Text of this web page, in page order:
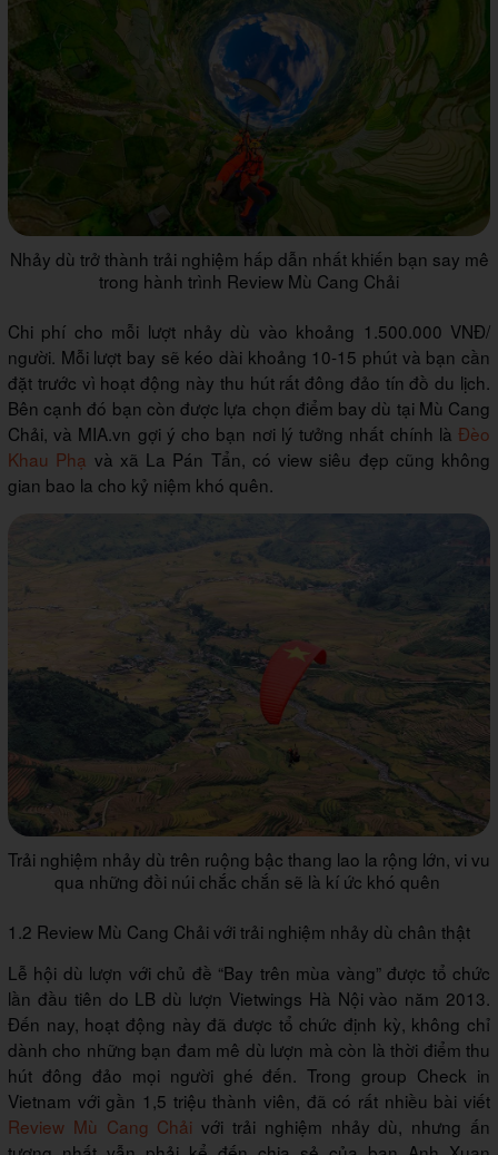
Nhảy dù trở thành trải nghiệm hấp dẫn nhất khiến bạn say mê
trong hành trình Review Mù Cang Chải
Chi phí cho mỗi lượt nhảy dù vào khoảng 1.500.000 VNĐ/
người. Mỗi lượt bay sẽ kéo dài khoảng 10-15 phút và bạn cần
đặt trước vì hoạt động này thu hút rất đông đảo tín đồ du lịch.
Bên cạnh đó bạn còn được lựa chọn điểm bay dù tại Mù Cang
Chải, và MIA.vn gợi ý cho bạn nơi lý tưởng nhất chính là Đèo
Khau Phạ và xã La Pán Tẩn, có view siêu đẹp cũng không
gian bao la cho kỷ niệm khó quên.
Trải nghiệm nhảy dù trên ruộng bậc thang lao la rộng lớn, vi vu
qua những đồi núi chắc chắn sẽ là kí ức khó quên
1.2 Review Mù Cang Chải với trải nghiệm nhảy dù chân thật
Lễ hội dù lượn với chủ đề “Bay trên mùa vàng” được tổ chức
lần đầu tiên do LB dù lượn Vietwings Hà Nội vào năm 2013.
Đến nay, hoạt động này đã được tổ chức định kỳ, không chỉ
dành cho những bạn đam mê dù lượn mà còn là thời điểm thu
hút đông đảo mọi người ghé đến. Trong group Check in
Vietnam với gần 1,5 triệu thành viên, đã có rất nhiều bài viết
Review Mù Cang Chải với trải nghiệm nhảy dù, nhưng ấn